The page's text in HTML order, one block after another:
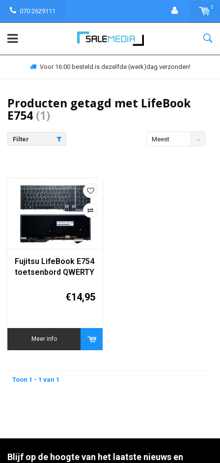
070 2629111
0
Voor 16:00 besteld is dezelfde (werk)dag verzonden!
Producten getagd met LifeBook
E754 (1)
Filter
Meest
Fujitsu LifeBook E754
toetsenbord QWERTY
€14,95
Meer info
Toon 1 - 1 van 1
Blijf op de hoogte van het laatste nieuws en